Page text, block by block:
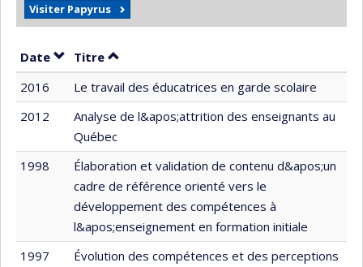
Visiter Papyrus
Date Trier par date en ordre décroissant
Titre Trier par titre en ordre décroissant
2016
Le travail des éducatrices en garde scolaire
2012
Analyse de l&apos;attrition des enseignants au
Québec
1998
Élaboration et validation de contenu d&apos;un
cadre de référence orienté vers le
développement des compétences à
l&apos;enseignement en formation initiale
1997
Évolution des compétences et des perceptions